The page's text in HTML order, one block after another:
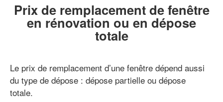
Prix de remplacement de fenêtre
en rénovation ou en dépose
totale
Le prix de remplacement d’une fenêtre dépend aussi
du type de dépose : dépose partielle ou dépose
totale.